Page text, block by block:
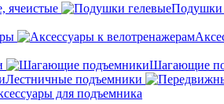
ячеистые
Подушки
Шагающие
Лестничные подъемники
для подъемника